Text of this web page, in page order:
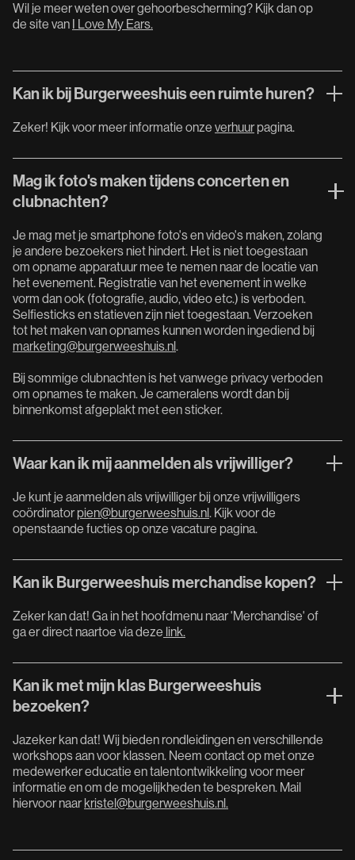
Wil je meer weten over gehoorbescherming? Kijk dan op
de site van I Love My Ears.
Kan ik bij Burgerweeshuis een ruimte huren?
Zeker! Kijk voor meer informatie onze verhuurpagina.
Mag ik foto's maken tijdens concerten en
clubnachten?
Je mag met je smartphone foto's en video's maken, zolang
je andere bezoekers niet hindert. Het is niet toegestaan
om opname apparatuur mee te nemen naar de locatie van
het evenement. Registratie van het evenement in welke
vorm dan ook (fotografie, audio, video etc.) is verboden.
Selfiesticks en statieven zijn niet toegestaan. Verzoeken
tot het maken van opnames kunnen worden ingediend bij
marketing@burgerweeshuis.nl.
Bij sommige clubnachten is het vanwege privacy verboden
om opnames te maken. Je cameralens wordt dan bij
binnenkomst afgeplakt met een sticker.
Waar kan ik mij aanmelden als vrijwilliger?
Je kunt je aanmelden als vrijwilliger bij onze vrijwilligers
coördinatorpien@burgerweeshuis.nl. Kijk voor de
openstaande fucties op onze vacature pagina.
Kan ik Burgerweeshuis merchandise kopen?
Zeker kan dat! Ga in het hoofdmenu naar 'Merchandise' of
ga er direct naartoe via deze link.
Kan ik met mijn klas Burgerweeshuis
bezoeken?
Jazeker kan dat! Wij bieden rondleidingen en verschillende
workshops aan voor klassen. Neem contact op met onze
medewerker educatie en talentontwikkeling voor meer
informatie en om de mogelijkheden te bespreken. Mail
hiervoor naarkristel@burgerweeshuis.nl.